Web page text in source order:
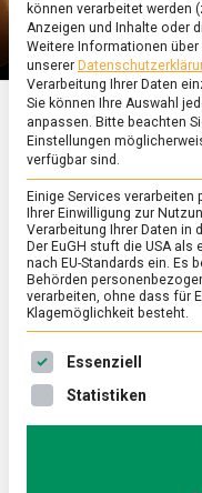
ERNÄHRUNG &
Pho:
19. November
ungemütlichen
heiße Schüssel
können verarbeitet werden
Anzeigen und Inhalte oder
Weitere Informationen über
unserer
Verarbeitung Ihrer Daten
Sie können Ihre Auswahl
anpassen. Bitte beachten
Einstellungen
verfügbar sind.
Einige Services
Ihrer Einwilligung zur
Verarbeitung Ihrer Daten in
Der EuGH stuft die USA
nach EU-Standards ein. Es
Behörden
verarbeiten, ohne dass für
Klagemöglichkeit besteht.
Es folgt eine Liste
Essenziell
Statistiken